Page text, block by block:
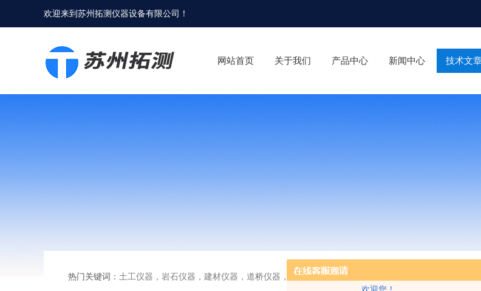
欢迎来到苏州拓测仪器设备有限公司 ！
网站首页 关于我们 产品中心 新闻中心 技术文
热门关键词： 土工仪器，岩石仪器，建材仪器，道桥仪器，检测仪器，检测仪器，物探仪器，勘察仪器，试验机试验箱，整